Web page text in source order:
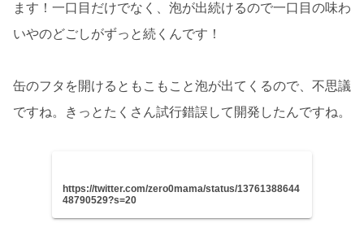
ます！一口目だけでなく、泡が出続けるので一口目の味わ
いやのどごしがずっと続くんです！
缶のフタを開けるともこもこと泡が出てくるので、不思議
ですね。きっとたくさん試行錯誤して開発したんですね。
https://twitter.com/zero0mama/status/13761388644
48790529?s=20